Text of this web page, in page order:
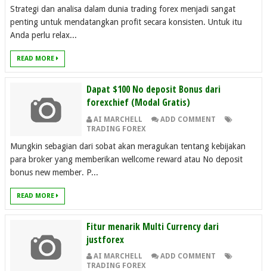
Strategi dan analisa dalam dunia trading forex menjadi sangat
penting untuk mendatangkan profit secara konsisten. Untuk itu
Anda perlu relax...
READ MORE
Dapat $100 No deposit Bonus dari
forexchief (Modal Gratis)
AI MARCHELL
ADD COMMENT
TRADING FOREX
Mungkin sebagian dari sobat akan meragukan tentang kebijakan
para broker yang memberikan wellcome reward atau No deposit
bonus new member. P...
READ MORE
Fitur menarik Multi Currency dari
justforex
AI MARCHELL
ADD COMMENT
TRADING FOREX